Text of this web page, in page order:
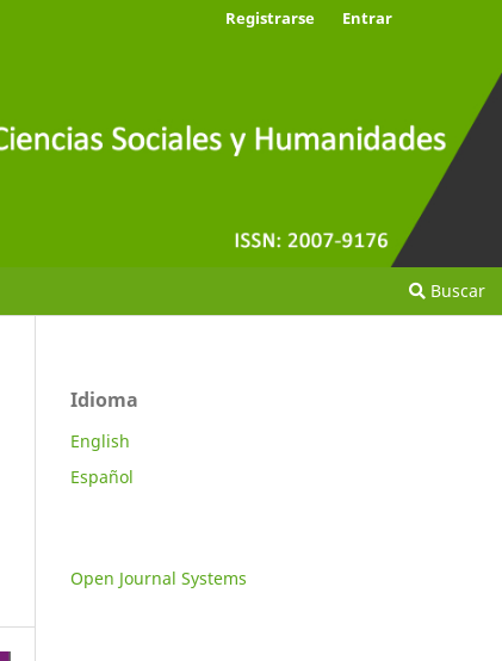
Buscar
Registrarse Entrar
Idioma
English
Español
Open Journal Systems